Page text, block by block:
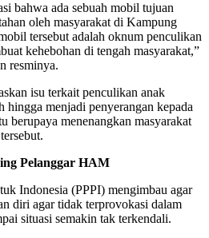
bahwa ada sebuah mobil tujuan
oleh masyarakat di Kampung
tersebut adalah oknum penculikan
kehebohan di tengah masyarakat,”
resminya.
isu terkait penculikan anak
hingga menjadi penyerangan kepada
berupaya menenangkan masyarakat
Pelanggar HAM
Indonesia (PPPI) mengimbau agar
diri agar tidak terprovokasi dalam
situasi semakin tak terkendali.